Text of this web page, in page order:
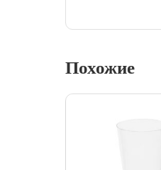
Похожие